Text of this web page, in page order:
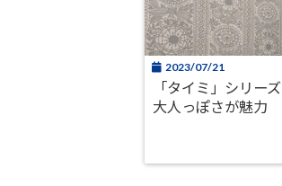
2023/07/21
「タイミ」シリー
大人っぽさが魅力